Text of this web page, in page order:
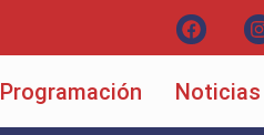
Programación Noticias